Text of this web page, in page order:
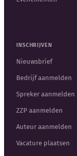
INSCHRIJVEN
Nieuwsbrief
Bedrijf aanmelden
Spreker aanmelden
ZZP aanmelden
Auteur aanmelden
Vacature plaatsen